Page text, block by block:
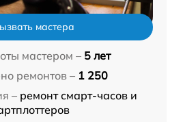
мастера
мастером – 5 лет
ремонтов – 1 250
– ремонт смарт-часов и